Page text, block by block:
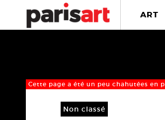
ART
Cette page a été un peu chahutées en
Non classé